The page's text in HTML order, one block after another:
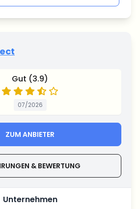
Gut (3.9)
07/2026
ZUM ANBIETER
& BEWERTUNG
Unternehmen